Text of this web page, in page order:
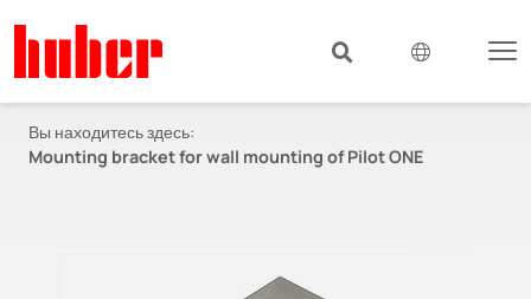
Вы находитесь здесь:
Mounting bracket for wall mounting of Pilot ONE